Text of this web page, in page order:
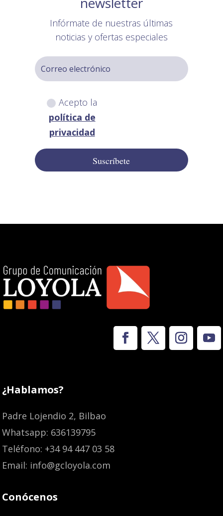
Infórmate de nuestras últimas
noticias y ofertas especiales
Acepto la
política de
privacidad
Suscríbete
¿Hablamos?
Padre Lojendio 2, Bilbao
Whatsapp: 636139795
Teléfono: +34 94 447 03 58
Email: info@gcloyola.com
Conócenos